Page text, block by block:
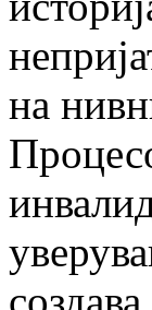
на